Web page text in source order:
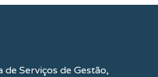
de Serviços de Gestão,